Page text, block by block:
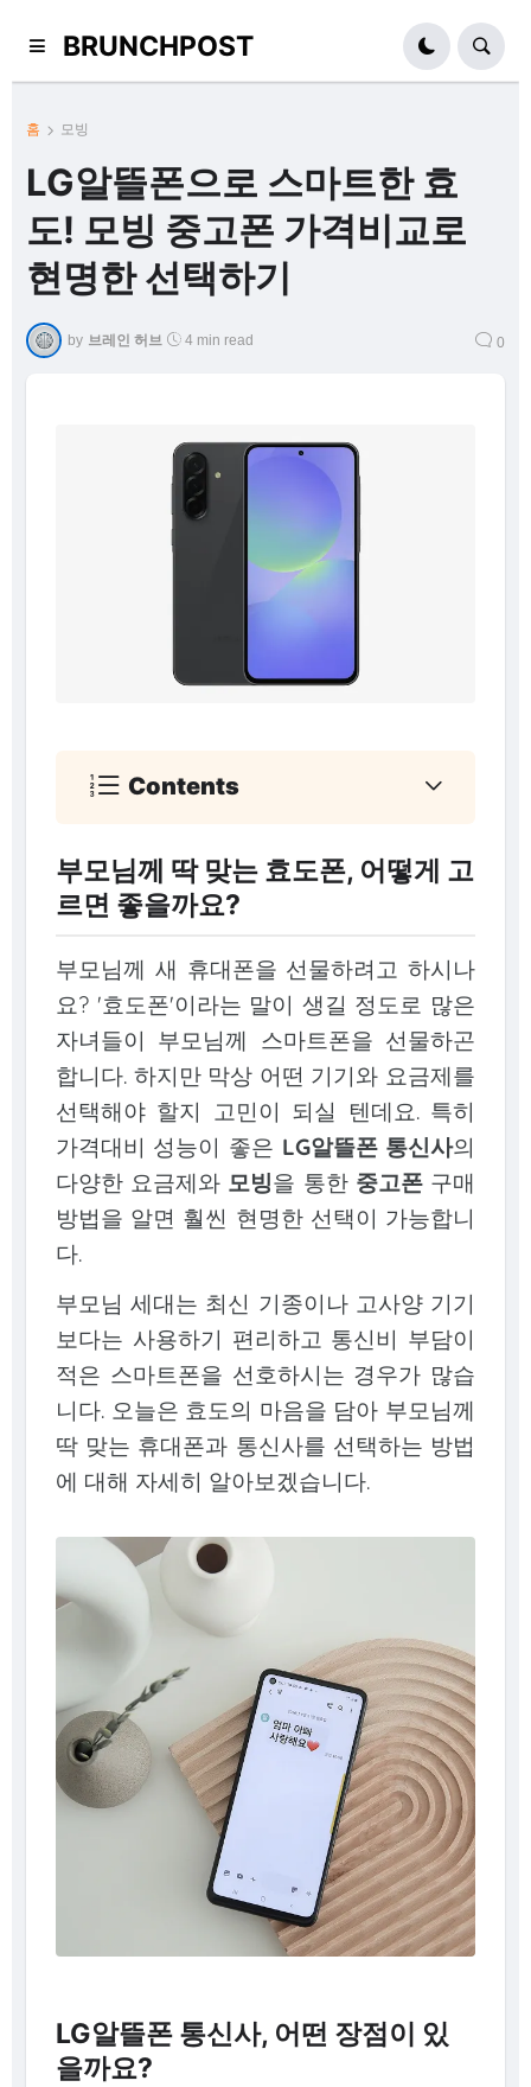
BRUNCHPOST
홈 모빙
LG알뜰폰으로 스마트한 효
도! 모빙 중고폰 가격비교로
현명한 선택하기
by 브레인 허브 4 min read 0
Contents
부모님께 딱 맞는 효도폰, 어떻게 고
르면 좋을까요?
부모님께 새 휴대폰을 선물하려고 하시나
요? '효도폰'이라는 말이 생길 정도로 많은
자녀들이 부모님께 스마트폰을 선물하곤
합니다. 하지만 막상 어떤 기기와 요금제를
선택해야 할지 고민이 되실 텐데요. 특히
가격대비 성능이 좋은 LG알뜰폰 통신사의
다양한 요금제와 모빙을 통한 중고폰구매
방법을 알면 훨씬 현명한 선택이 가능합니
다.
부모님 세대는 최신 기종이나 고사양 기기
보다는 사용하기 편리하고 통신비 부담이
적은 스마트폰을 선호하시는 경우가 많습
니다. 오늘은 효도의 마음을 담아 부모님께
딱 맞는 휴대폰과 통신사를 선택하는 방법
에 대해 자세히 알아보겠습니다.
LG알뜰폰 통신사, 어떤 장점이 있
을까요?